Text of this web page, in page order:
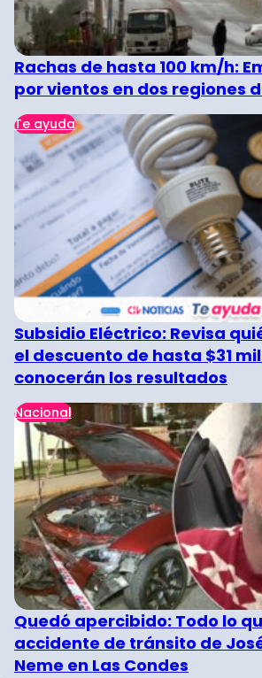
Rachas de hasta 100 km/h:
por vientos en dos regiones
Te ayuda
Subsidio Eléctrico: Revisa
el descuento de hasta $31
conocerán los resultados
Nacional
Quedó apercibido: Todo lo
accidente de tránsito de
Neme en Las Condes